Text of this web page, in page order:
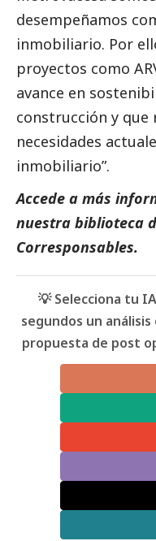
desempeñamos
inmobiliario. Por
proyectos como
avance en
construcción y que
necesidades
inmobiliario”.
Accede a más
nuestra biblioteca
Corresponsables.
💡 Selecciona tu
segundos un
propuesta de post